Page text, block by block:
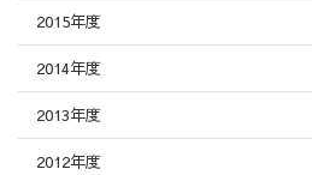
2015年度
2014年度
2013年度
2012年度